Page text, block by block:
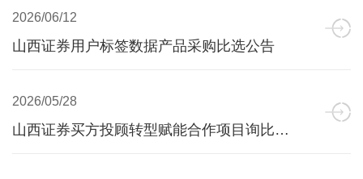
2026/06/12
山西证券用户标签数据产品采购比选公告
2026/05/28
山西证券买方投顾转型赋能合作项目询比采购公告